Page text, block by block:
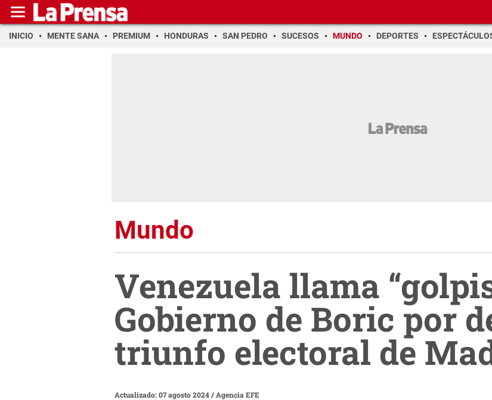
INICIO MENTE SANA PREMIUM HONDURAS SAN PEDRO SUCESOS MUNDO DEPORTES
Mundo
Venezuela llama
Gobierno de Boric por
triunfo electoral de
Actualizado: 07 agosto 2024/ Agencia EFE